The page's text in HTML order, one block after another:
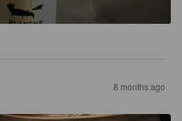
8 months ago